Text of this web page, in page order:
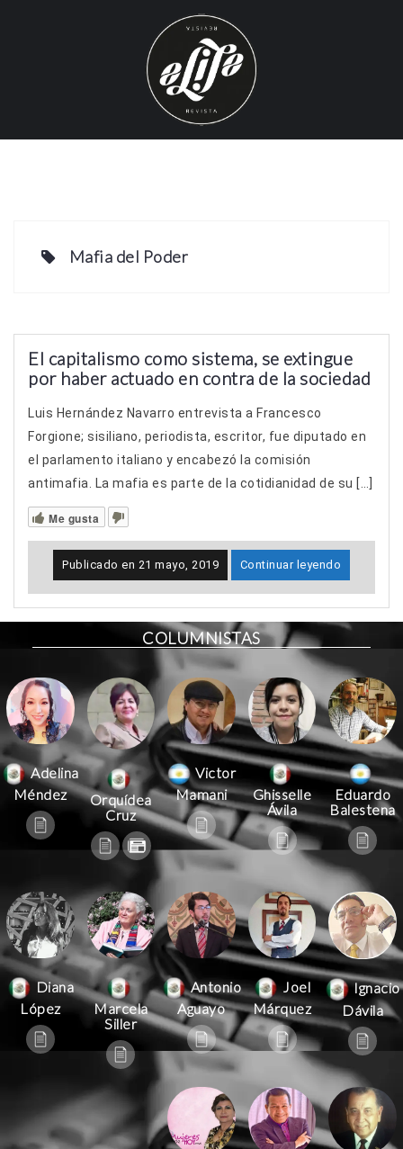
Mafia del Poder
El capitalismo como sistema, se extingue
por haber actuado en contra de la sociedad
Luis Hernández Navarro entrevista a Francesco
Forgione; sisiliano, periodista, escritor, fue diputado en
el parlamento italiano y encabezó la comisión
antimafia. La mafia es parte de la cotidianidad de su […]
Me gusta
Publicado en 21 mayo, 2019 Continuar leyendo
COLUMNISTAS
Adelina
Méndez
Orquídea
Cruz
Victor
Mamani
Ghisselle
Ávila
Eduardo
Balestena
Diana
López
Marcela
Siller
Antonio
Aguayo
Joel
Márquez
Ignacio
Dávila